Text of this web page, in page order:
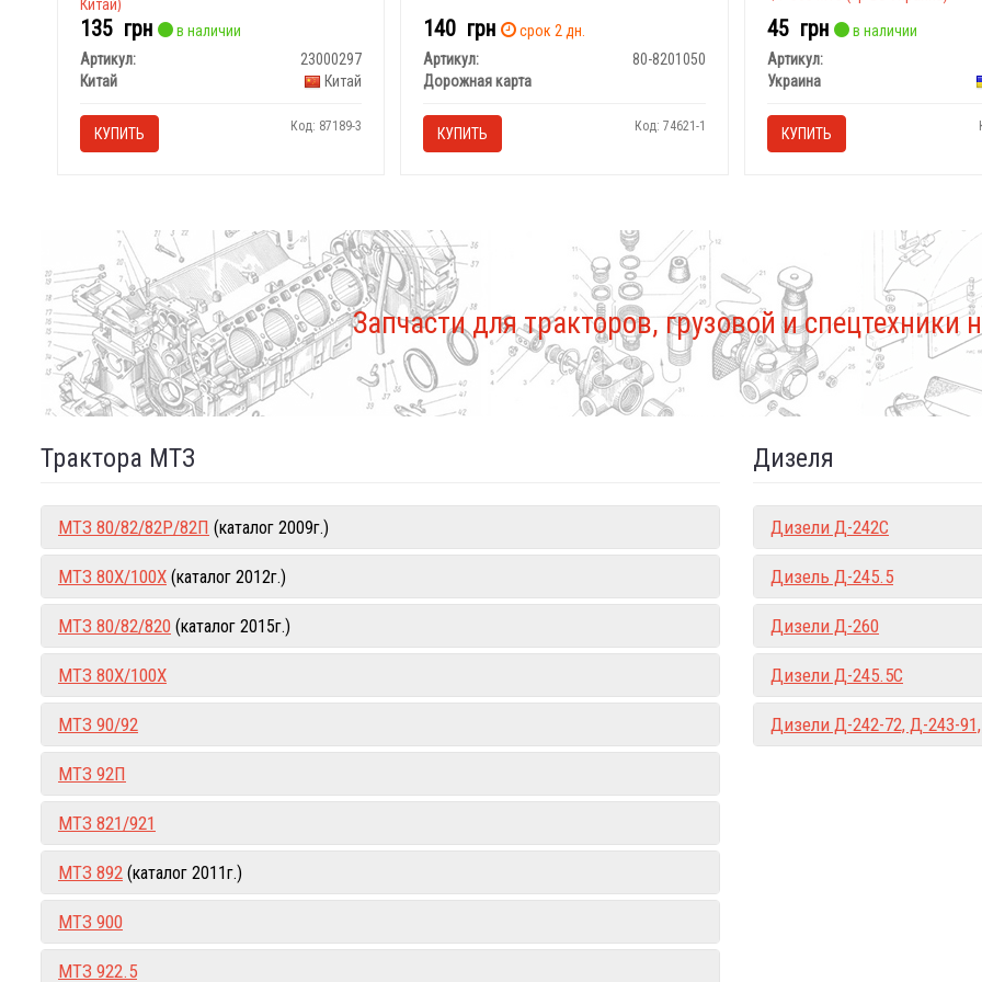
Китай)
135 грн
в наличии
Артикул:
23000297
Китай
Китай
КУПИТЬ Код: 87189-3
140 грн
срок 2 дн.
Артикул:
80-8201050
Дорожная карта
КУПИТЬ Код: 74621-1
45 грн
в наличии
Артикул:
Украина
КУПИТЬ
Запчасти для тракторов, грузовой и спецтехники
Трактора МТЗ
МТЗ 80/82/82Р/82П (каталог 2009г.)
МТЗ 80Х/100Х (каталог 2012г.)
МТЗ 80/82/820 (каталог 2015г.)
МТЗ 80Х/100Х
МТЗ 90/92
МТЗ 92П
МТЗ 821/921
МТЗ 892 (каталог 2011г.)
МТЗ 900
МТЗ 922.5
Дизеля
Дизели Д-242С
Дизель Д-245.5
Дизели Д-260
Дизели Д-245.5С
Дизели Д-242-72, Д-243-